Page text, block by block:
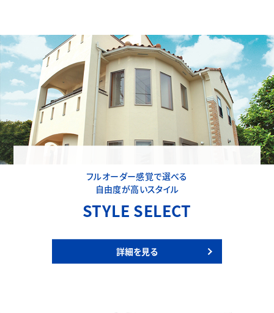
フルオーダー感覚で選べる
自由度が高いスタイル
STYLE SELECT
詳細を見る